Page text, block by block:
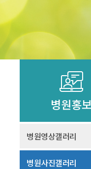
병원홍보
병원영상갤러리
병원사진갤러리